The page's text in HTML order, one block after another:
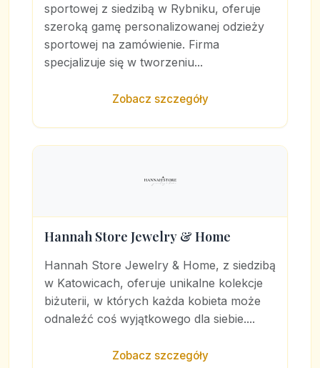
sportowej z siedzibą w Rybniku, oferuje
szeroką gamę personalizowanej odzieży
sportowej na zamówienie. Firma
specjalizuje się w tworzeniu...
Zobacz szczegóły
Hannah Store Jewelry & Home
Hannah Store Jewelry & Home, z siedzibą
w Katowicach, oferuje unikalne kolekcje
biżuterii, w których każda kobieta może
odnaleźć coś wyjątkowego dla siebie....
Zobacz szczegóły